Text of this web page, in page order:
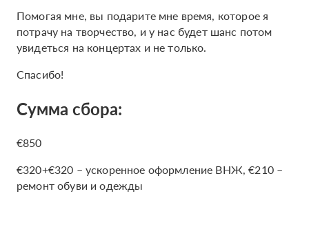
Помогая мне, вы подарите мне время, которое я
потрачу на творчество, и у нас будет шанс потом
увидеться на концертах и не только.
Спасибо!
Сумма сбора:
€850
€320+€320 – ускоренное оформление ВНЖ, €210 –
ремонт обуви и одежды